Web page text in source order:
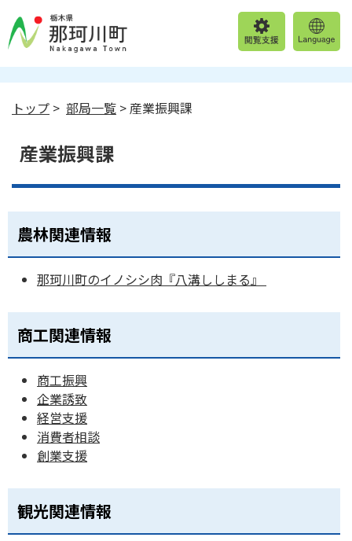
トップ > 部局一覧 > 産業振興課
産業振興課
農林関連情報
那珂川町のイノシシ肉『八溝ししまる』
商工関連情報
商工振興
企業誘致
経営支援
消費者相談
創業支援
観光関連情報